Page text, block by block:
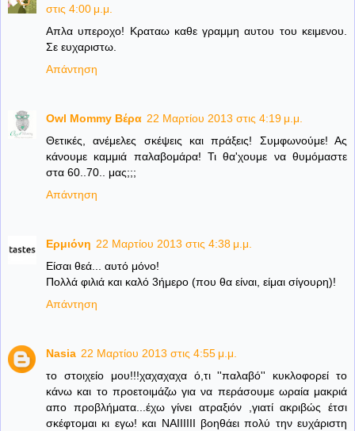
στις 4:00 μ.μ.
Απλα υπεροχο! Κραταω καθε γραμμη αυτου του κειμενου.
Σε ευχαριστω.
Απάντηση
Owl Mommy Βέρα 22 Μαρτίου 2013 στις 4:19 μ.μ.
Θετικές, ανέμελες σκέψεις και πράξεις! Συμφωνούμε! Ας
κάνουμε καμμιά παλαβομάρα! Τι θα'χουμε να θυμόμαστε
στα 60..70.. μας;;;
Απάντηση
Ερμιόνη 22 Μαρτίου 2013 στις 4:38 μ.μ.
Είσαι θεά... αυτό μόνο!
Πολλά φιλιά και καλό 3ήμερο (που θα είναι, είμαι σίγουρη)!
Απάντηση
Nasia 22 Μαρτίου 2013 στις 4:55 μ.μ.
το στοιχείο μου!!!χαχαχαχα ό,τι ''παλαβό'' κυκλοφορεί το
κάνω και το προετοιμάζω για να περάσουμε ωραία μακριά
απο προβλήματα...έχω γίνει ατραξιόν ,γιατί ακριβώς έτσι
σκέφτομαι κι εγω! και ΝΑΙΙΙΙΙΙ βοηθάει πολύ την ευχάριστη